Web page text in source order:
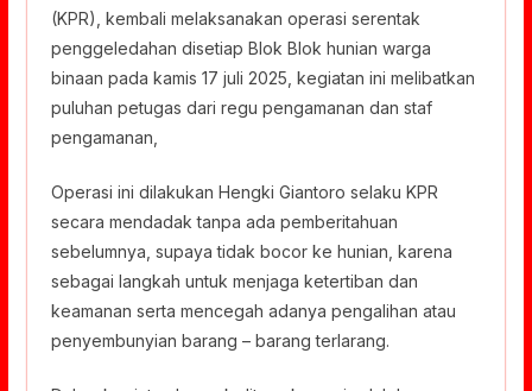
(KPR), kembali melaksanakan operasi serentak
penggeledahan disetiap Blok Blok hunian warga
binaan pada kamis 17 juli 2025, kegiatan ini melibatkan
puluhan petugas dari regu pengamanan dan staf
pengamanan,
Operasi ini dilakukan Hengki Giantoro selaku KPR
secara mendadak tanpa ada pemberitahuan
sebelumnya, supaya tidak bocor ke hunian, karena
sebagai langkah untuk menjaga ketertiban dan
keamanan serta mencegah adanya pengalihan atau
penyembunyian barang – barang terlarang.